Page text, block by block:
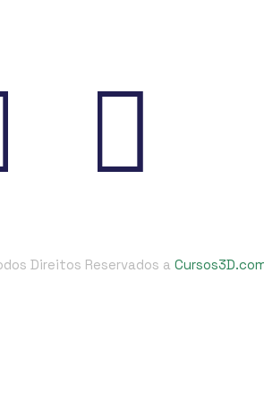
Direitos Reservados a